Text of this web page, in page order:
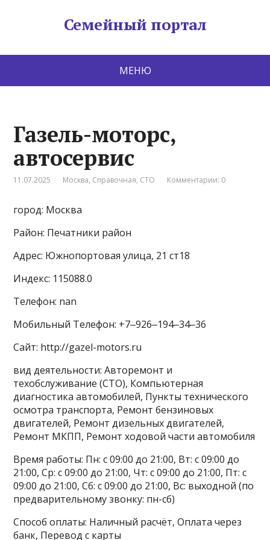
Семейный портал
МЕНЮ
Газель-моторс,
автосервис
11.07.2025 Москва, Справочная, СТО Комментарии: 0
город: Москва
Район: Печатники район
Адрес: Южнопортовая улица, 21 ст18
Индекс: 115088.0
Телефон: nan
Мобильный Телефон: +7‒926‒194‒34‒36
Сайт: http://gazel-motors.ru
вид деятельности: Авторемонт и
техобслуживание (СТО), Компьютерная
диагностика автомобилей, Пункты технического
осмотра транспорта, Ремонт бензиновых
двигателей, Ремонт дизельных двигателей,
Ремонт МКПП, Ремонт ходовой части автомобиля
Время работы: Пн: с 09:00 до 21:00, Вт: с 09:00 до
21:00, Ср: с 09:00 до 21:00, Чт: с 09:00 до 21:00, Пт: с
09:00 до 21:00, Сб: с 09:00 до 21:00, Вс: выходной (по
предварительному звонку: пн-сб)
Способ оплаты: Наличный расчёт, Оплата через
банк, Перевод с карты